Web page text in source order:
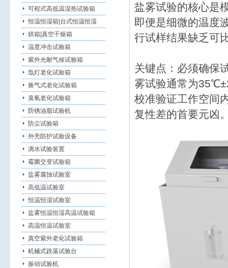
可程式高低温湿热试验箱
恒温恒湿箱|台式恒温恒湿
烘箱|真空干燥箱
温度冲击试验箱
紫外光耐气候试验箱
氙灯老化试验箱
换气式老化试验箱
臭氧老化试验箱
防锈油脂试验机
防尘试验箱
外壳防护试验设备
滴水试验装置
霉菌交变试验箱
盐雾腐蚀试验室
高低温试验室
恒温恒湿试验室
盐雾恒温恒湿高温试验箱
高温恒温试验室
真空紫外老化试验箱
机械式跌落试验台
振动试验机
盐雾试验的核心是
即便是细微的温度
行试样结果缺乏可
关键点：必须确保
雾试验通常为
校准验证工作空间
复性差的首要元凶